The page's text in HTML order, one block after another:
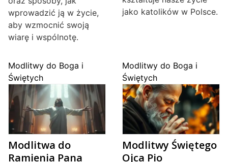
wprowadzić ją w życie,
aby wzmocnić swoją
wiarę i wspólnotę.
jako katolików w Polsce.
Modlitwy do Boga i
Świętych
Modlitwa do
Ramienia Pana
Modlitwy do Boga i
Świętych
Modlitwy Świętego
Ojca Pio